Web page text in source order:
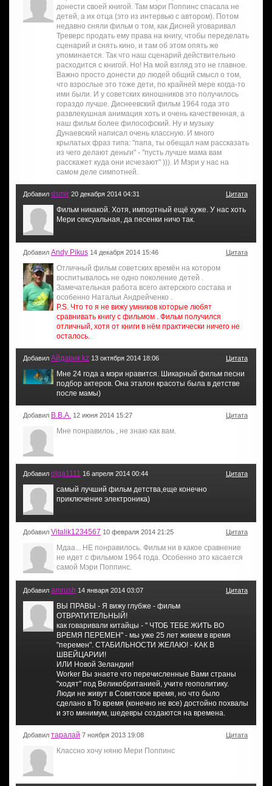
донести своей книгой. Там мэри Поппинс спасала не
детей, а их отца (это из интервью с автором). Потом
недавно сняли фильм о том, как Дисней уговаривал
Треверс продать ему права на книгу, чтобы переделать
сценарий и снять кино, и там об этом опять же
упоминается. Так что наш сценарий действительно
расходится с книгой. Но! На мой взгляд это не главное.
Важно просто донести до людей общий смысл о том,
что взрослые это тоже дети, по крайней мере когда-то
ими были. И у советских киношников это получилось
гораздо лучше. Диснеевский фильм 1964 года это
развлекушная анимация хоть и очень качественная, а
наш фильм более философский. Ну и музыку
Дунаевский написал очень классную. И много
крылатых фраз типа: "папа, ты обещал нам рассказать
из чего делают деньги" - "пусть лучше мама вам
расскажет куда они исчезают" ))). И Мэри у нас на
самом деле симпотней.
Добавил dsmir 20 декабря 2014 04:31 Цитата
Фильм никакой. Хотя, импортный ещё хуже. У нас хоть
Мери сексуальная, да песенки ничо так.
Добавил Andy Pikus 14 декабря 2014 15:46 Цитата
Отличный фильм советских времён на котором
воспитывалось не одно поколение детей .
Замечательная работа всего актерского состава и
особенно Натальи Андрейченко .
P.S. Что то я не вижу умников которые любят
сравнивать книгу с фильмом . Фильм получился
отличный, хотя от книги в нём практически ничего не
осталось. .
Добавил Айдарик kz 13 октября 2014 18:06 Цитата
Мне 24 года а мэри нравится. Шикарный фильм песни
подбор актеров. Она эталон красоты была в детстве
после мамы)
Добавил В.В.А. 12 июня 2014 15:27 Цитата
Мне понравилоь , не знаю как вам.
Добавил olga1111 16 апреля 2014 00:44 Цитата
самый лучший фильм детства,еще конечно
приключение электроника)
Добавил Vitalik1234567 10 февраля 2014 21:25 Цитата
Мдаа... НЕ понравилось. Фильм ни в какое сравнение
не идет с фильмом 1964 года. Особенно это касается
самой Мэри Поппинс.
Добавил amrush 14 января 2014 03:07 Цитата
ВЫ ПРАВЫ - Я вижу глубже - фильм
ОТВРАТИТЕЛЬНЫЙ!
как говаривали китайцы - " ЧТОБ ТЕБЕ ЖИТЬ ВО
ВРЕМЯ ПЕРЕМЕН" - мы уже 25 лет живем в время
"перемен". СТАБИЛЬНОСТИ ЖЕЛАЮ! - КАК В
ШВЕЙЦАРИИ!
ИЛИ Новой Зеландии!
Worker Вы знаете что перечисленные Вами страны
"ходят" под Великобританией, учите геополитику.
Люди не живут в Советское время, но что было
сделано в То время (конечно не все) достойно похвалы
и это минимум, шедевры создаются на времена.
Добавил таралай 7 ноября 2013 19:08 Цитата
Классно хочу няню Мери Поппинс